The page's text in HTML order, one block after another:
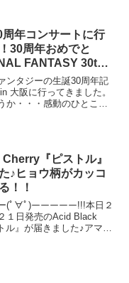
年コンサートに行
30周年おめでと
FANTASY 30th
Distant Worlds:
FANTASY 而
』
ンタジーの生誕30周年記
大阪に行ってきました。
か・・・感動のひとこと
『ピストル』
♪ヒョウ柄がカッコ
！！
(ﾟ∀ﾟ)ーーーーー!!!本日２
１日発売のAcid Black
ル』が届きました♪アマゾ